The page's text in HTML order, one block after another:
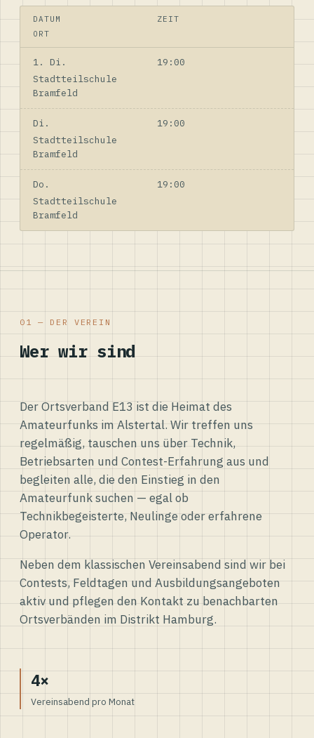
DATUM
ZEIT
ORT
1. Di.
19:00
Stadtteilschule
Bramfeld
Di.
19:00
Stadtteilschule
Bramfeld
Do.
19:00
Stadtteilschule
Bramfeld
01 — DER VEREIN
Wer wir sind
Der Ortsverband E13 ist die Heimat des
Amateurfunks im Alstertal. Wir treffen uns
regelmäßig, tauschen uns über Technik,
Betriebsarten und Contest-Erfahrung aus und
begleiten alle, die den Einstieg in den
Amateurfunk suchen — egal ob
Technikbegeisterte, Neulinge oder erfahrene
Operator.
Neben dem klassischen Vereinsabend sind wir bei
Contests, Feldtagen und Ausbildungsangeboten
aktiv und pflegen den Kontakt zu benachbarten
Ortsverbänden im Distrikt Hamburg.
4×
Vereinsabend pro Monat